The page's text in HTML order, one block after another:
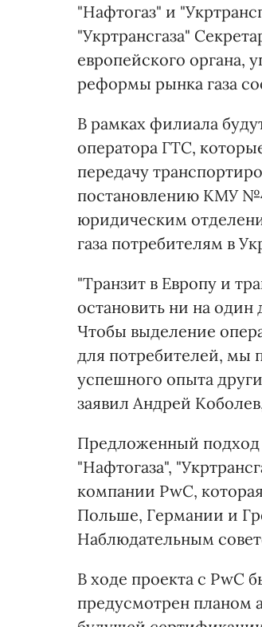
"Нафтогаз" и
"Укртрансгаза"
европейского органа,
реформы рынка газа
В рамках филиала
оператора ГТС,
передачу
постановлению КМУ
юридическим
газа потребителям в
"Транзит в Европу и
остановить ни на один
Чтобы выделение
для потребителей, мы
успешного опыта
заявил Андрей
Предложенный подход
"Нафтогаза",
компании PwC,
Польше, Германии и
Наблюдательным
В ходе проекта с PwC
предусмотрен планом